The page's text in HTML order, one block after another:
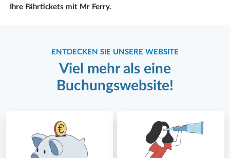
Ihre Fährtickets mit Mr Ferry.
ENTDECKEN SIE UNSERE WEBSITE
Viel mehr als eine
Buchungswebsite!